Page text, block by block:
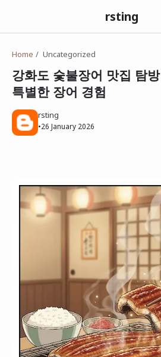
rsting
Home Uncategorized
강화도 숯불장어 맛집 탐
특별한 장어 경험
rsting
•26 January 2026